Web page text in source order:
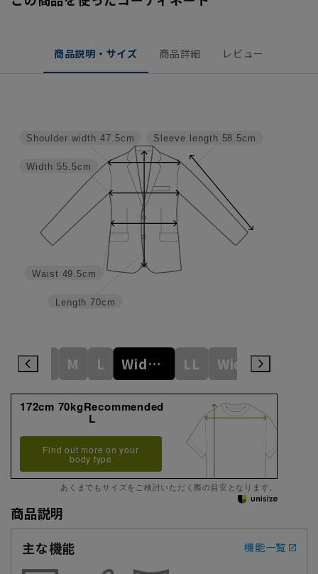
商品説明・サイズ 商品詳細 レビュー
Sleeve length 58.5cm
Length 70cm
Waist 49.5cm
Width 55.5cm
Shoulder width 47.5cm
M L WideM LL WideL
172cm 70kgRecommended
L
Find out more on your
body type
あくまでもサイズをご検討いただく際の目安となります。
商品説明
主な機能
機能一覧